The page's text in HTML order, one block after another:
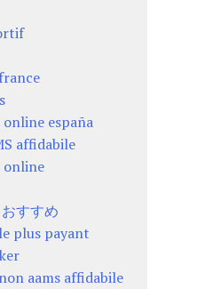
online españa
affidabile
online
すすめ
plus payant
aams affidabile